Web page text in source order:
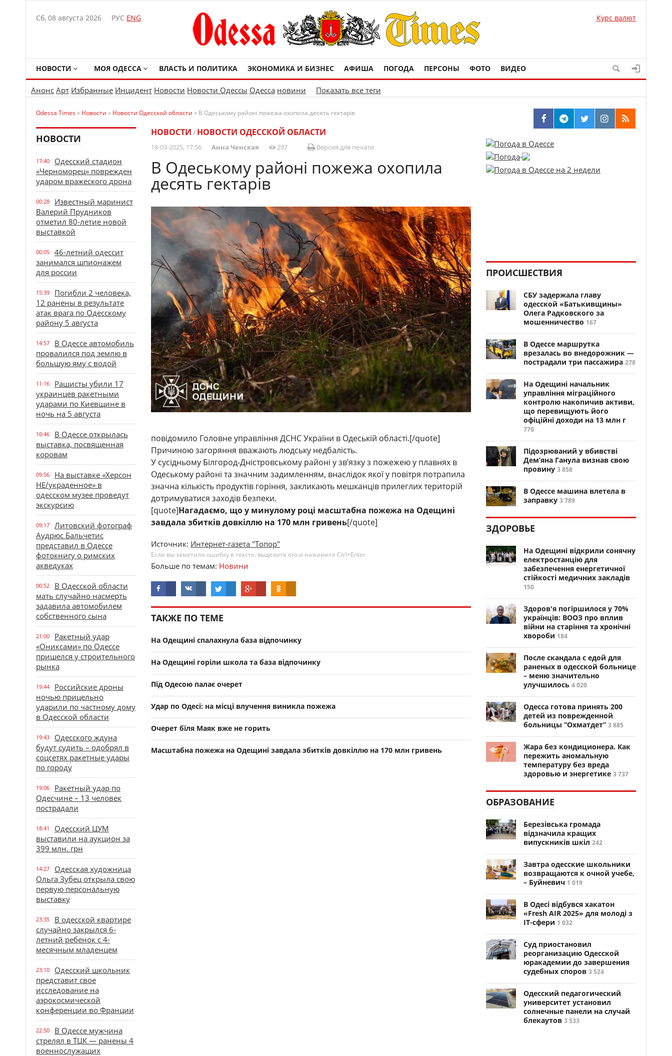
Сб, 08 августа 2026 РУС ENG Курс валют
НОВОСТИ МОЯ ОДЕССА ВЛАСТЬ И ПОЛИТИКА ЭКОНОМИКА И БИЗНЕС АФИША ПОГОДА ПЕРСОНЫ ФОТО ВИДЕО
Анонс Арт Избранные Инцидент Новости Новости Одессы Одесса новини Показать все теги
Odessa Times» Новости » Новости Одесской области » В Одеському районі пожежа охопила десять гектарів
НОВОСТИ
17:40
Одесский стадион
«Черноморец» поврежден
ударом вражеского дрона
00:28
Известный маринист
Валерий Прудников
отметил 80-летие новой
выставкой
00:05
46-летний одессит
занимался шпионажем
для россии
15:39
Погибли 2 человека,
12 ранены в результате
атак врага по Одесскому
району 5 августа
14:57
В Одессе автомобиль
провалился под землю в
большую яму с водой
11:16
Рашисты убили 17
украинцев ракетными
ударами по Киевщине в
ночь на 5 августа
10:46
В Одессе открылась
выставка, посвященная
коровам
09:56
На выставке «Херсон
НЕ/украденное» в
одесском музее проведут
экскурсию
09:17
Литовский фотограф
Аудрюс Бальчетис
представил в Одессе
фотокнигу о римских
акведуках
00:52
В Одесской области
мать случайно насмерть
задавила автомобилем
собственного сына
21:00
Ракетный удар
«Ониксами» по Одессе
пришелся у строительного
рынка
19:44
Российские дроны
ночью прицельно
ударили по частному дому
в Одесской области
19:43
Одесского ждуна
будут судить – одобрял в
соцсетях ракетные удары
по городу
19:06
Ракетный удар по
Одесчине – 13 человек
пострадали
18:41
Одесский ЦУМ
выставили на аукцион за
399 млн. грн
14:27
Одесская художница
Ольга Зубец открыла свою
первую персональную
выставку
23:35
В одесской квартире
случайно закрылся 6-
летний ребенок с 4-
месячным младенцем
23:10
Одесский школьник
представит свое
исследование на
аэрокосмической
конференции во Франции
22:50
В Одессе мужчина
стрелял в ТЦК — ранены 4
военнослужащих
НОВОСТИ / НОВОСТИ ОДЕССКОЙ ОБЛАСТИ
18-03-2025, 17:56 Анна Ченская 297 Версия для печати
В Одеському районі пожежа охопила
десять гектарів
повідомило Головне управління ДСНС України в Одеській області.[/quote]
Причиною загоряння вважають людську недбалість.
У сусідньому Білгород-Дністровському районі у зв’язку з пожежею у плавнях в
Одеському районі та значним задимленням, внаслідок якої у повітря потрапила
значна кількість продуктів горіння, закликають мешканців прилеглих територій
дотримуватися заходів безпеки.
[quote]Нагадаємо, що у минулому році масштабна пожежа на Одещині
завдала збитків довкіллю на 170 млн гривень[/quote]
Источник: Интернет-газета "Топор"
Если вы заметили ошибку в тексте, выделите его и нажимите Ctrl+Enter
Больше по темам: Новини
ТАКЖЕ ПО ТЕМЕ
На Одещині спалахнула база відпочинку
На Одещині горіли школа та база відпочинку
Під Одесою палає очерет
Удар по Одесі: на місці влучення виникла пожежа
Очерет біля Маяк вже не горить
Масштабна пожежа на Одещині завдала збитків довкіллю на 170 млн гривень
ПРОИСШЕСТВИЯ
СБУ задержала главу
одесской «Батькивщины»
Олега Радковского за
мошенничество 167
В Одессе маршрутка
врезалась во внедорожник —
пострадали три пассажира 278
На Одещині начальник
управління міграційного
контролю накопичив активи,
що перевищують його
офіційні доходи на 13 млн г
770
Підозрюваний у вбивстві
Дем’яна Ганула визнав свою
провину 3 858
В Одессе машина влетела в
заправку 3 789
ЗДОРОВЬЕ
На Одещині відкрили сонячну
електростанцію для
забезпечення енергетичної
стійкості медичних закладів
150
Здоров'я погіршилося у 70%
українців: ВООЗ про вплив
війни на старіння та хронічні
хвороби 184
После скандала с едой для
раненых в одесской больнице
– меню значительно
улучшилось 4 020
Одесса готова принять 200
детей из поврежденной
больницы “Охматдет” 3 885
Жара без кондиционера. Как
пережить аномальную
температуру без вреда
здоровью и энергетике 3 737
ОБРАЗОВАНИЕ
Березівська громада
відзначила кращих
випускників шкіл 242
Завтра одесские школьники
возвращаются к очной учебе,
– Буйневич 1 019
В Одесі відбувся хакатон
«Fresh AIR 2025» для молоді з
ІТ-сфери 1 032
Суд приостановил
реорганизацию Одесской
юракадемии до завершения
судебных споров 3 524
Одесский педагогический
университет установил
солнечные панели на случай
блекаутов 3 533